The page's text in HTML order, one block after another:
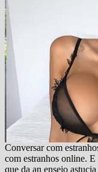
Conversar com
com estranhos online.
que da an ensejo